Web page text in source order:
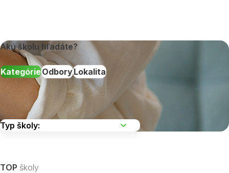
Akú školu hľadáte?
KategórieOdboryLokalita
TOP školy